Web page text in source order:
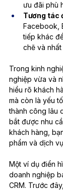
ưu đãi phù
Tương tác
Facebook,
tiếp khác
chẽ và
Trong kinh
nghiệp vừa và
hiểu rõ khách
mà còn là yếu
thành công lâu
bắt được nhu
khách hàng,
phẩm và dịch
Một ví dụ điển
doanh nghiệp
CRM. Trước